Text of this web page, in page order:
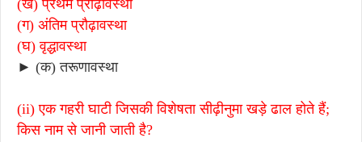
(ख) प्रथम प्रौढ़ावस्था
(ग) अंतिम प्रौढ़ावस्था
(घ) वृद्धावस्था
► (क) तरूणावस्था
(ii) एक गहरी घाटी जिसकी विशेषता सीढ़ीनुमा खड़े ढाल होते हैं;
किस नाम से जानी जाती है?